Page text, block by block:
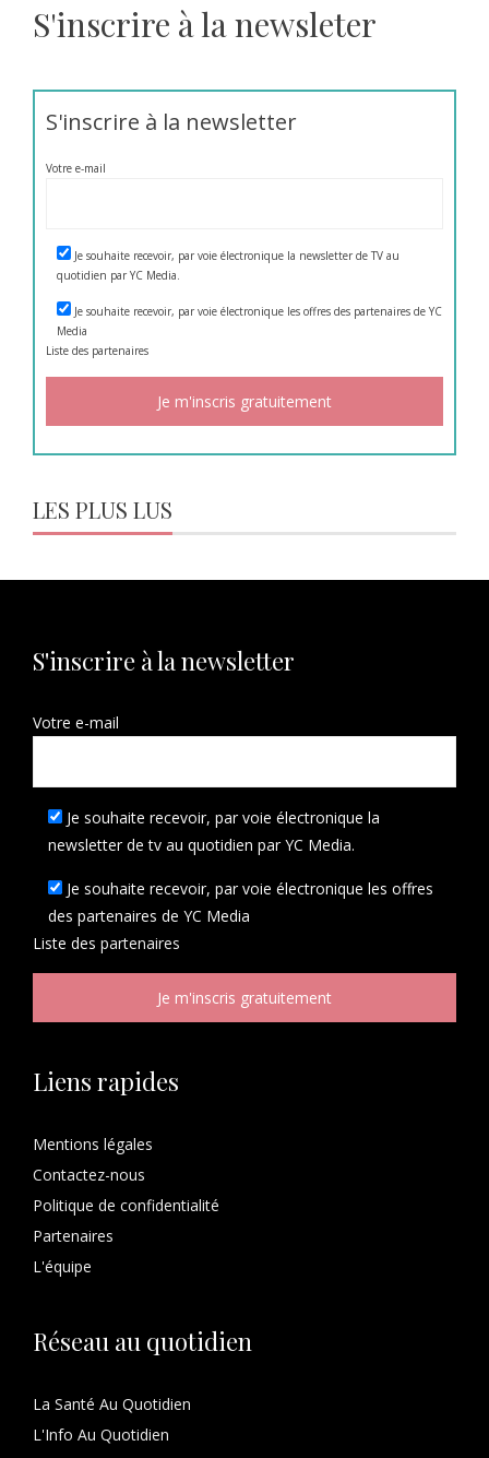
S'inscrire à la newsleter
S'inscrire à la newsletter
Votre e-mail
Je souhaite recevoir, par voie électronique la newsletter de TV au
quotidien par YC Media.
Je souhaite recevoir, par voie électronique les offres des partenaires de YC
Media
Liste des partenaires
LES PLUS LUS
S'inscrire à la newsletter
Votre e-mail
Je souhaite recevoir, par voie électronique la
newsletter de tv au quotidien par YC Media.
Je souhaite recevoir, par voie électronique les offres
des partenaires de YC Media
Liste des partenaires
Liens rapides
Mentions légales
Contactez-nous
Politique de confidentialité
Partenaires
L'équipe
Réseau au quotidien
La Santé Au Quotidien
L'Info Au Quotidien